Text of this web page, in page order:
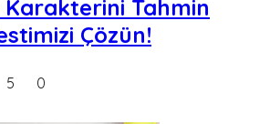
Karakterini Tahmin
Çözün!
5 0